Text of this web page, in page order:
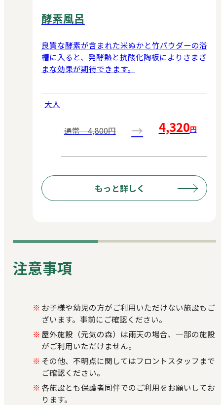
酵素風呂
良質な酵素が含まれた米ぬかと竹パウダーの浴
槽に入ると、発酵熱と抗酸化陶板によりさまざ
まな効果が期待できます。
大人
通常 4,800円 → 4,320円
もっと詳しく
注意事項
お子様や幼児の方がご利用いただけない施設もご
ざいます。事前にご確認ください。
屋外施設（元気の森）は雨天の場合、一部の施設
がご利用いただけません。
その他、不明点に関してはフロントスタッフまで
ご確認ください。
各施設とも保護者同伴でのご利用をお願いしてお
ります。